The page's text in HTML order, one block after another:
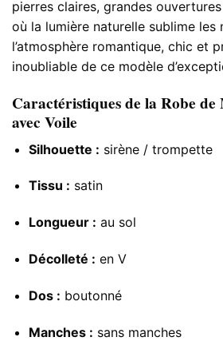
pierres claires, grandes
où la lumière naturelle sublime
l’atmosphère romantique, chic et
inoubliable de ce modèle
Caractéristiques de la Robe
avec Voile
Silhouette : sirène / trompette
Tissu : satin
Longueur : au sol
Décolleté : en V
Dos : boutonné
Manches : sans manches